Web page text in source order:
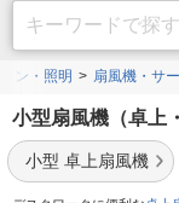
ン・照明 扇風機・サ
小型扇風機（卓上
小型 卓上扇風機